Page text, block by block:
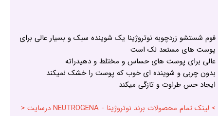
فوم شستشو زردچوبه نوتروژینا یک شوینده سبک و بسیار عالی برای
پوست های مستعد لک است
عالی برای پوست های حساس و مختلط و دهیدراته
بدون چربی و شوینده ای خوب که پوست را خشک نمیکند
ایجاد حس طراوت و تازگی میکند
> لینک تمام محصولات برند نوتروژینا - NEUTROGENA درسایت <